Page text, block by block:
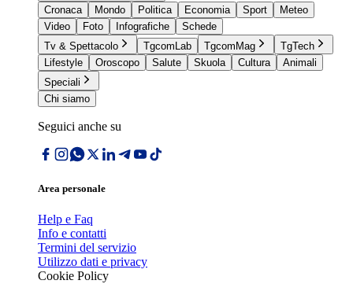
Cronaca
Mondo Politica Economia Sport
Meteo
Video
Foto Infografiche
Schede
Tv & Spettacolo
TgcomLab TgcomMag
TgTech
Lifestyle
Oroscopo Salute Skuola Cultura
Animali
Speciali
Chi siamo
Seguici anche su
Area personale
Help e Faq
Info e contatti
Termini del servizio
Utilizzo dati e privacy
Cookie Policy